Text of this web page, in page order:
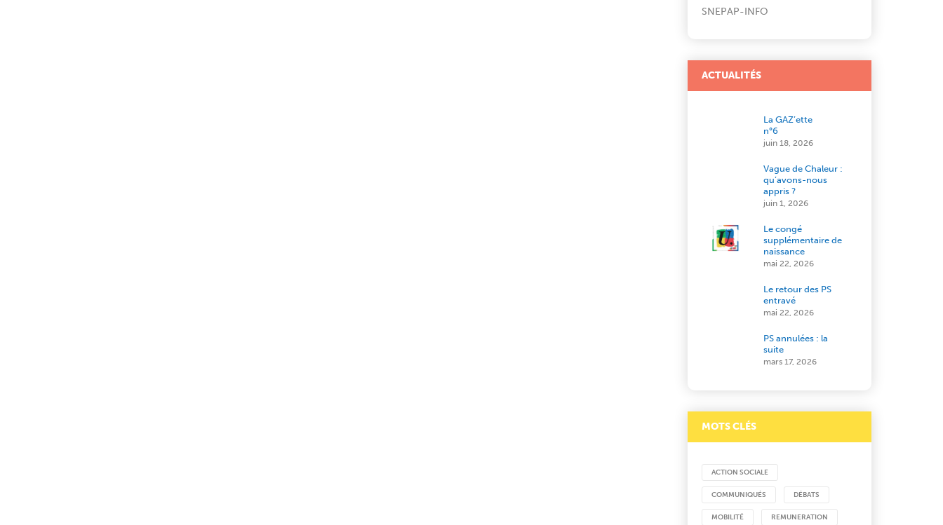
SNEPAP-INFO
ACTUALITÉS
La GAZ’ette
n°6
juin 18, 2026
Vague de Chaleur :
qu’avons-nous
appris ?
juin 1, 2026
Le congé
supplémentaire de
naissance
mai 22, 2026
Le retour des PS
entravé
mai 22, 2026
PS annulées : la
suite
mars 17, 2026
MOTS CLÉS
ACTION SOCIALE
COMMUNIQUÉS DÉBATS
MOBILITÉ REMUNERATION